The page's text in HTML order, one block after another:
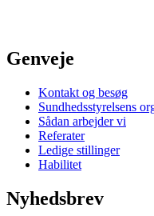
Genveje
Kontakt og besøg
Sundhedsstyrelsens
Sådan arbejder vi
Referater
Ledige stillinger
Habilitet
Nyhedsbrev